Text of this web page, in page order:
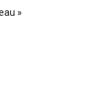
»